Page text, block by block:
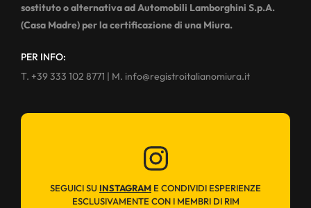
sostituto o alternativa ad Automobili Lamborghini S.p.A.
(Casa Madre) per la certificazione di una Miura.
PER INFO:
T. +39 333 102 8771 | M. info@registroitalianomiura.it
SEGUICI SU INSTAGRAM E CONDIVIDI ESPERIENZE
ESCLUSIVAMENTE CON I MEMBRI DI RIM